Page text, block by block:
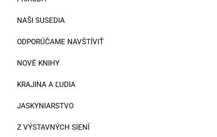
NAŠI SUSEDIA
ODPORÚČAME NAVŠTÍVIŤ
NOVÉ KNIHY
KRAJINA A ĽUDIA
JASKYNIARSTVO
Z VÝSTAVNÝCH SIENÍ